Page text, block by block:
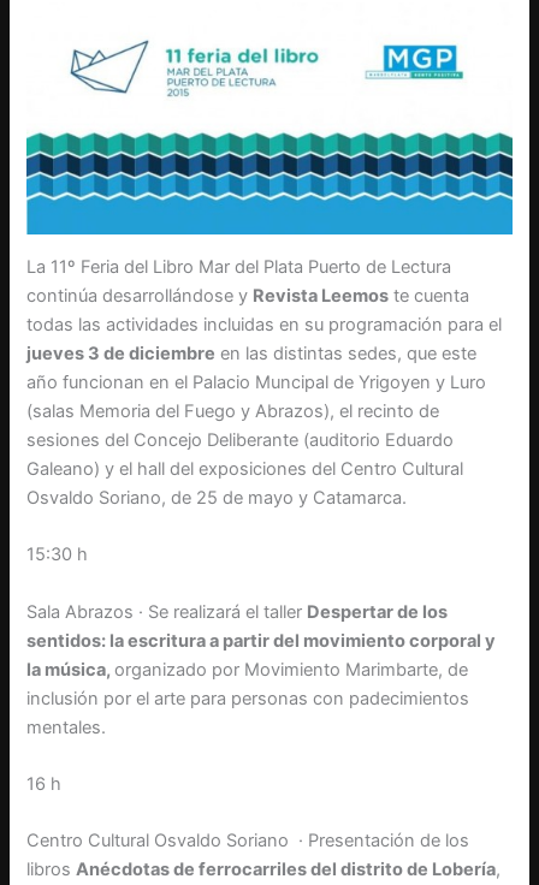
La 11º Feria del Libro Mar del Plata Puerto de Lectura
continúa desarrollándose y Revista Leemos te cuenta
todas las actividades incluidas en su programación para el
jueves 3 de diciembre en las distintas sedes, que este
año funcionan en el Palacio Muncipal de Yrigoyen y Luro
(salas Memoria del Fuego y Abrazos), el recinto de
sesiones del Concejo Deliberante (auditorio Eduardo
Galeano) y el hall del exposiciones del Centro Cultural
Osvaldo Soriano, de 25 de mayo y Catamarca.
15:30 h
Sala Abrazos · Se realizará el taller Despertar de los
sentidos: la escritura a partir del movimiento corporal y
la música,organizado por Movimiento Marimbarte, de
inclusión por el arte para personas con padecimientos
mentales.
16 h
Centro Cultural Osvaldo Soriano · Presentación de los
librosAnécdotas de ferrocarriles del distrito de Lobería,